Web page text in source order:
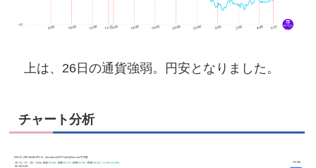
上は、26日の通貨強弱。円安となりました。
チャート分析